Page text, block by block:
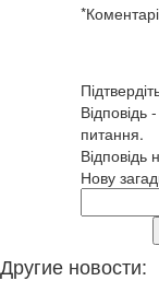
*
питання.
Відповідь
Нову
Другие новости: